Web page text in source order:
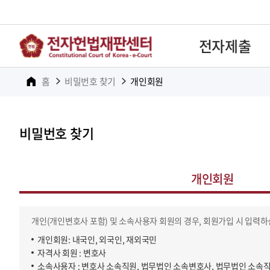
전자제출
홈 비밀번호 찾기 개인회원
비밀번호 찾기
개인회원
개인(개인변호사 포함) 및 소속사용자 회원의 경우, 회원가입 시 입력
개인회원: 내국인, 외국인, 재외국민
자격사 회원 : 변호사
소속사용자 : 변호사 소속직원, 법무법인 소속변호사, 법무법인 소속